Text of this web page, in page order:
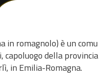
in romagnolo) è un comu
della provincia
in Emilia-Romagna.